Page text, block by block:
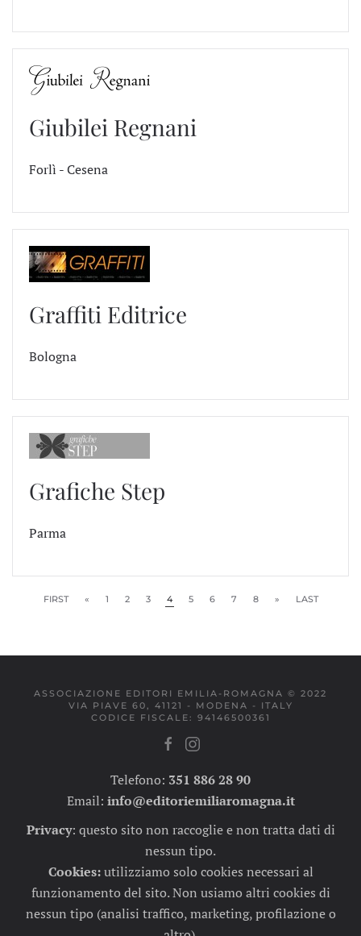
Giubilei Regnani
Forlì - Cesena
Graffiti Editrice
Bologna
Grafiche Step
Parma
FIRST « 1 2 3 4 5 6 7 8 » LAST
ASSOCIAZIONE EDITORI EMILIA-ROMAGNA © 2022
VIA PIAVE 60, 41121 - MODENA - ITALY
CODICE FISCALE: 94146500361
Telefono: 351 886 28 90
Email: info@editoriemiliaromagna.it
Privacy: questo sito non raccoglie e non tratta dati di
nessun tipo.
Cookies:utilizziamo solo cookies necessari al
funzionamento del sito. Non usiamo altri cookies di
nessun tipo (analisi traffico, marketing, profilazione o